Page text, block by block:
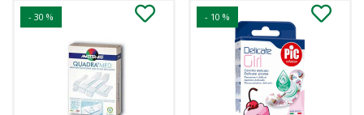
- 30 % - 10 %